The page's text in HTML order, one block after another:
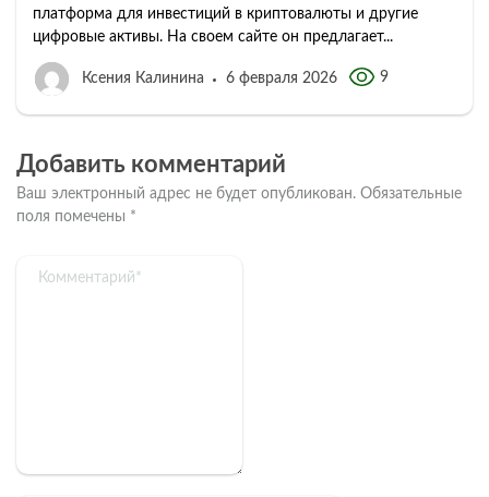
платформа для инвестиций в криптовалюты и другие
цифровые активы. На своем сайте он предлагает...
Ксения Калинина 6 февраля 2026 9
Добавить комментарий
Ваш электронный адрес не будет опубликован. Обязательные
поля помечены *